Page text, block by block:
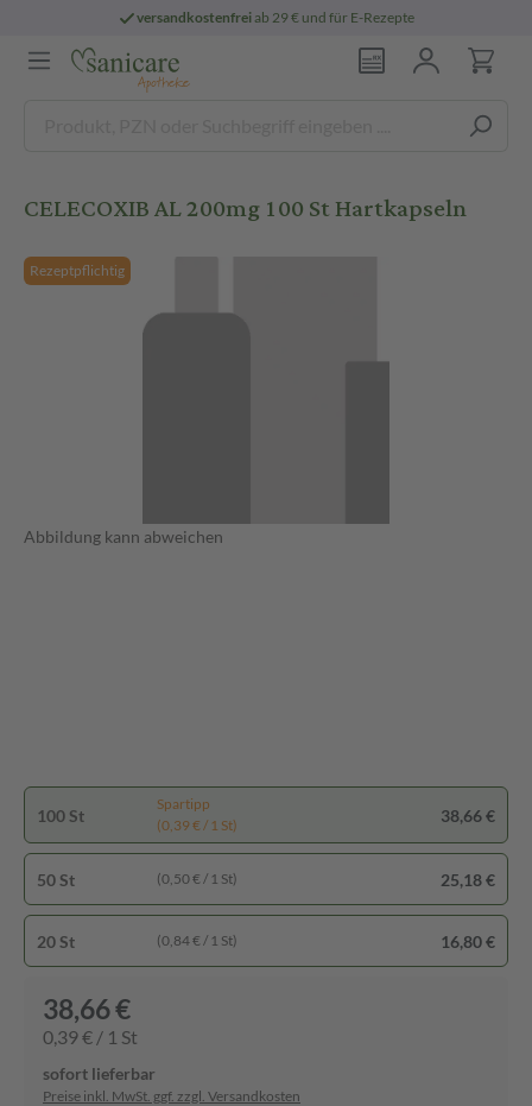
versandkostenfreiab 29 € und für E-Rezepte
CELECOXIB AL 200mg 100 St Hartkapseln
Rezeptpflichtig
Abbildung kann abweichen
100 St
Spartipp
(0,39 € / 1 St)
38,66 €
50 St (0,50 € / 1 St) 25,18 €
20 St (0,84 € / 1 St) 16,80 €
38,66 €
0,39 € / 1 St
sofort lieferbar
Preise inkl. MwSt. ggf. zzgl. Versandkosten